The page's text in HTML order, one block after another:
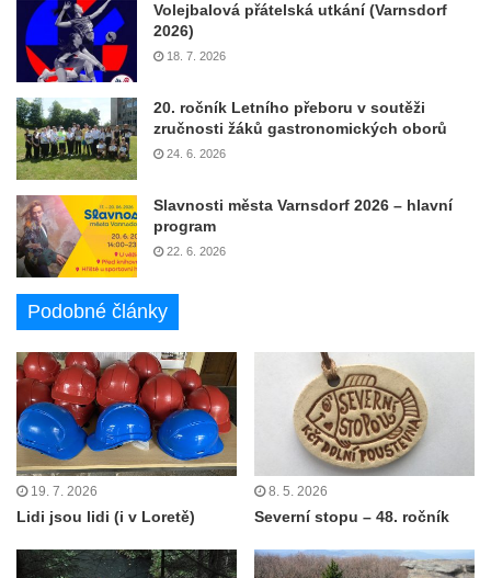
Volejbalová přátelská utkání (Varnsdorf
2026)
18. 7. 2026
20. ročník Letního přeboru v soutěži
zručnosti žáků gastronomických oborů
24. 6. 2026
Slavnosti města Varnsdorf 2026 – hlavní
program
22. 6. 2026
Podobné články
19. 7. 2026
Lidi jsou lidi (i v Loretě)
8. 5. 2026
Severní stopu – 48. ročník